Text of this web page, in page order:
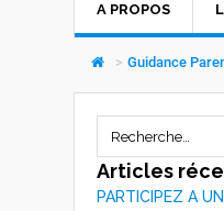
A PROPOS
> Guidance
Articles
PARTICIPEZ A